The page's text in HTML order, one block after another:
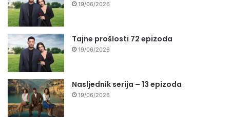
19/06/2026
Tajne prošlosti 72 epizoda
19/06/2026
Nasljednik serija – 13 epizoda
19/06/2026